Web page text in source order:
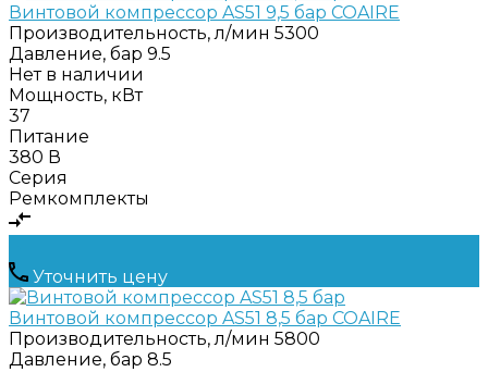
Винтовой компрессор AS51 9,5 бар COAIRE
Производительность, л/мин 5300
Давление, бар 9.5
Нет в наличии
Мощность, кВт
37
Питание
380 В
Серия
Ремкомплекты
Уточнить цену
Винтовой компрессор AS51 8,5 бар COAIRE
Производительность, л/мин 5800
Давление, бар 8.5